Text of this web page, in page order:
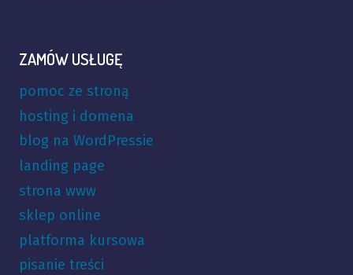
ZAMÓW USŁUGĘ
pomoc ze stroną
hosting i domena
blog na WordPressie
landing page
strona www
sklep online
platforma kursowa
pisanie treści